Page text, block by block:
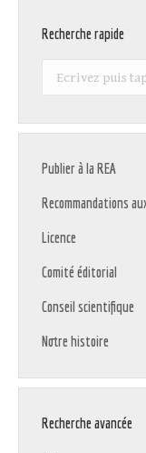
Recherche rapide
Recherche
Publier à la REA
Recommandations
Licence
Comité éditorial
Conseil scientifique
Notre histoire
Recherche avancée